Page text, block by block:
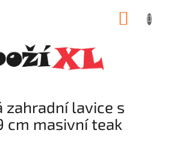
lavice s
cm masivní teak